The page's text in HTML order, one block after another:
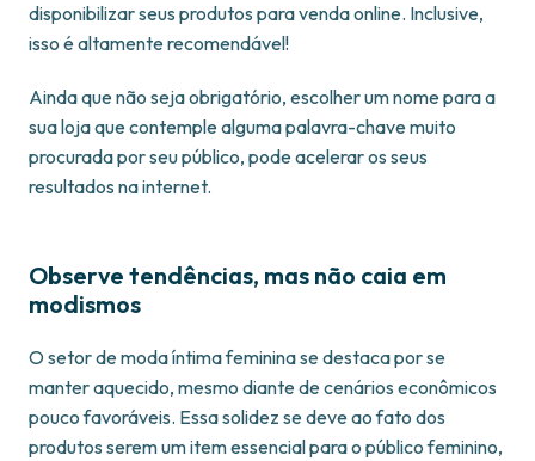
disponibilizar seus produtos para venda online. Inclusive,
isso é altamente recomendável!
Ainda que não seja obrigatório, escolher um nome para a
sua loja que contemple alguma palavra-chave muito
procurada por seu público, pode acelerar os seus
resultados na internet.
Observe tendências, mas não caia em
modismos
O setor de moda íntima feminina se destaca por se
manter aquecido, mesmo diante de cenários econômicos
pouco favoráveis. Essa solidez se deve ao fato dos
produtos serem um item essencial para o público feminino,